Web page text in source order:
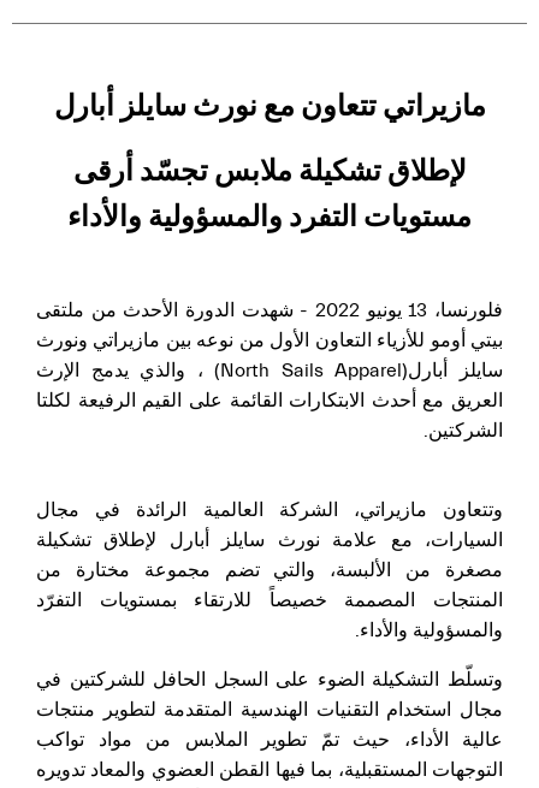
مازيراتي تتعاون مع نورث سايلز أبارل
لإطلاق تشكيلة ملابس تجسّد أرقى
مستويات التفرد والمسؤولية والأداء
فلورنسا، 13 يونيو 2022 - شهدت الدورة الأحدث من ملتقى
بيتي أومو للأزياء التعاون الأول من نوعه بين مازيراتي ونورث
سايلز أبارل(North Sails Apparel) ، والذي يدمج الإرث
العريق مع أحدث الابتكارات القائمة على القيم الرفيعة لكلتا
الشركتين.
وتتعاون مازيراتي، الشركة العالمية الرائدة في مجال
السيارات، مع علامة نورث سايلز أبارل لإطلاق تشكيلة
مصغرة من الألبسة، والتي تضم مجموعة مختارة من
المنتجات المصممة خصيصاً للارتقاء بمستويات التفرّد
والمسؤولية والأداء.
وتسلّط التشكيلة الضوء على السجل الحافل للشركتين في
مجال استخدام التقنيات الهندسية المتقدمة لتطوير منتجات
عالية الأداء، حيث تمّ تطوير الملابس من مواد تواكب
التوجهات المستقبلية، بما فيها القطن العضوي والمعاد تدويره